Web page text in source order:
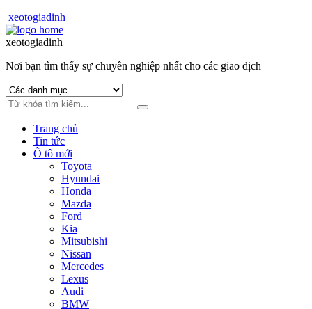
xeotogiadinh
Skip
to
Skip
to
xeotogiadinh
Nơi bạn tìm thấy sự chuyên nghiệp nhất cho các giao dịch
Trang chủ
Tin tức
Ô tô mới
Toyota
Hyundai
Honda
Mazda
Ford
Kia
Mitsubishi
Nissan
Mercedes
Lexus
Audi
BMW